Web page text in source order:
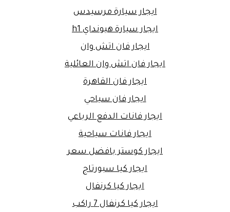
ايجار سيارة مرسيدس
ايجار سيارة هيونداي h1
ايجار فان اتش وان
ايجار فان اتش وان العائلية
ايجار فان القاهرة
ايجار فان سياحي
ايجار فانات الدفع الرباعي
ايجار فانات سياحية
ايجار كوستر بافضل سعر
ايجار كيا سبورتاج
ايجار كيا كرنفال
ايجار كيا كرنفال 7 راكب